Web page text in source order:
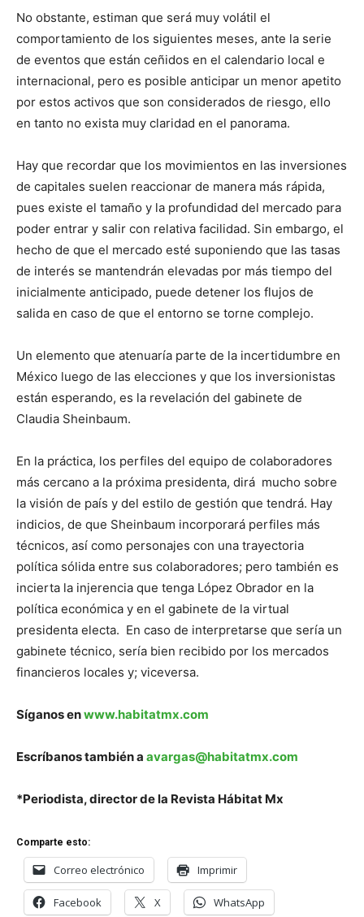
No obstante, estiman que será muy volátil el
comportamiento de los siguientes meses, ante la serie
de eventos que están ceñidos en el calendario local e
internacional, pero es posible anticipar un menor apetito
por estos activos que son considerados de riesgo, ello
en tanto no exista muy claridad en el panorama.
Hay que recordar que los movimientos en las inversiones
de capitales suelen reaccionar de manera más rápida,
pues existe el tamaño y la profundidad del mercado para
poder entrar y salir con relativa facilidad. Sin embargo, el
hecho de que el mercado esté suponiendo que las tasas
de interés se mantendrán elevadas por más tiempo del
inicialmente anticipado, puede detener los flujos de
salida en caso de que el entorno se torne complejo.
Un elemento que atenuaría parte de la incertidumbre en
México luego de las elecciones y que los inversionistas
están esperando, es la revelación del gabinete de
Claudia Sheinbaum.
En la práctica, los perfiles del equipo de colaboradores
más cercano a la próxima presidenta, dirá mucho sobre
la visión de país y del estilo de gestión que tendrá. Hay
indicios, de que Sheinbaum incorporará perfiles más
técnicos, así como personajes con una trayectoria
política sólida entre sus colaboradores; pero también es
incierta la injerencia que tenga López Obrador en la
política económica y en el gabinete de la virtual
presidenta electa. En caso de interpretarse que sería un
gabinete técnico, sería bien recibido por los mercados
financieros locales y; viceversa.
Síganos enwww.habitatmx.com
Escríbanos también a avargas@habitatmx.com
*Periodista, director de la Revista Hábitat Mx
Comparte esto:
Correo electrónico Imprimir
Facebook X WhatsApp